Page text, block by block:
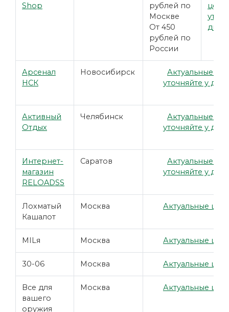
Shop
рублей по
Москве
От 450
рублей по
России
цены
Арсенал
НСК
Новосибирск
Актуальные
уточняйте у
Активный
Отдых
Челябинск
Актуальные
уточняйте у
Интернет-
магазин
RELOADSS
Саратов
Актуальные
уточняйте у
Лохматый
Кашалот
Москва Актуальные
MILя Москва Актуальные
30-06 Москва Актуальные
Все для
вашего
оружия
Москва Актуальные